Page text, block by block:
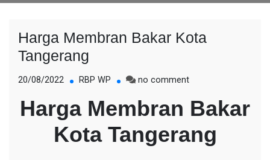
Harga Membran Bakar Kota
Tangerang
20/08/2022 RBP WP no commenton
Membran
Bakar
Kota
Tangerang
Harga Membran Bakar
Kota Tangerang